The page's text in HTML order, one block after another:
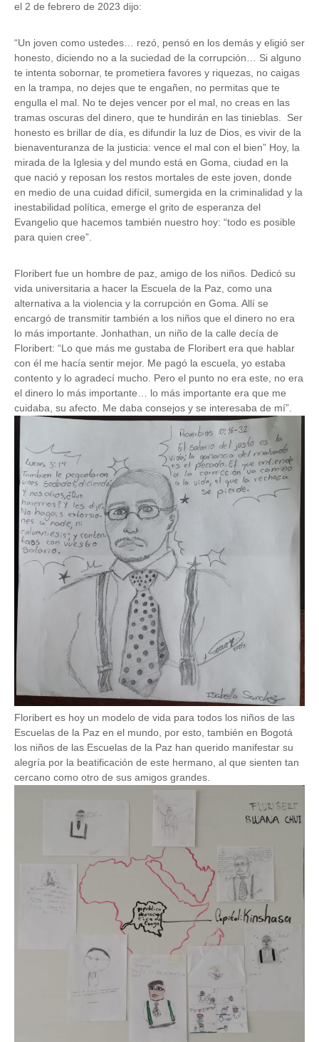
el 2 de febrero de 2023 dijo:
“Un joven como ustedes… rezó, pensó en los demás y eligió ser
honesto, diciendo no a la suciedad de la corrupción… Si alguno
te intenta sobornar, te prometiera favores y riquezas, no caigas
en la trampa, no dejes que te engañen, no permitas que te
engulla el mal. No te dejes vencer por el mal, no creas en las
tramas oscuras del dinero, que te hundirán en las tinieblas. Ser
honesto es brillar de día, es difundir la luz de Dios, es vivir de la
bienaventuranza de la justicia: vence el mal con el bien” Hoy, la
mirada de la Iglesia y del mundo está en Goma, ciudad en la
que nació y reposan los restos mortales de este joven, donde
en medio de una cuidad difícil, sumergida en la criminalidad y la
inestabilidad política, emerge el grito de esperanza del
Evangelio que hacemos también nuestro hoy: “todo es posible
para quien cree”.
Floribert fue un hombre de paz, amigo de los niños. Dedicó su
vida universitaria a hacer la Escuela de la Paz, como una
alternativa a la violencia y la corrupción en Goma. Allí se
encargó de transmitir también a los niños que el dinero no era
lo más importante. Jonhathan, un niño de la calle decía de
Floribert: “Lo que más me gustaba de Floribert era que hablar
con él me hacía sentir mejor. Me pagó la escuela, yo estaba
contento y lo agradecí mucho. Pero el punto no era este, no era
el dinero lo más importante… lo más importante era que me
cuidaba, su afecto. Me daba consejos y se interesaba de mí”.
Image
Floribert es hoy un modelo de vida para todos los niños de las
Escuelas de la Paz en el mundo, por esto, también en Bogotá
los niños de las Escuelas de la Paz han querido manifestar su
alegría por la beatificación de este hermano, al que sienten tan
cercano como otro de sus amigos grandes.